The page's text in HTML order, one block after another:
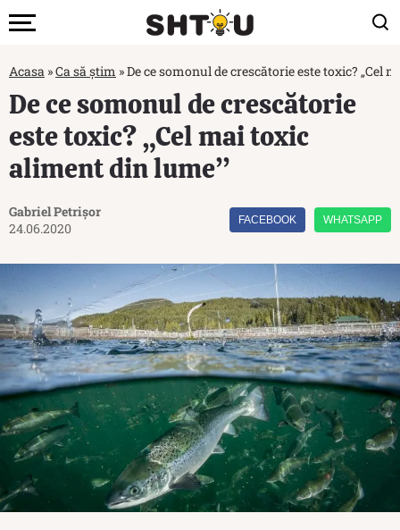
Acasa »Ca să știm »De ce somonul de crescătorie este toxic? „Cel
De ce somonul de crescătorie
este toxic? „Cel mai toxic
aliment din lume”
Gabriel Petrișor
24.06.2020
FACEBOOK WHATSAPP